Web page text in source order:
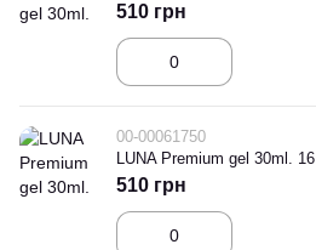
510 грн
00-00061750
LUNA Premium gel 30ml. 16
510 грн